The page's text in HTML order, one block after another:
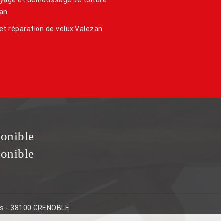
réparation de velux Valezan
38100 GRENOBLE